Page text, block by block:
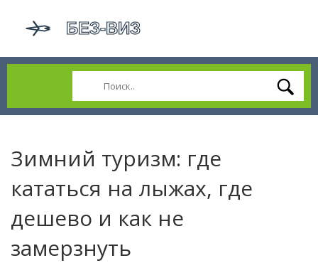
Зимний туризм: где
кататься на лыжах, где
дешево и как не
замерзнуть